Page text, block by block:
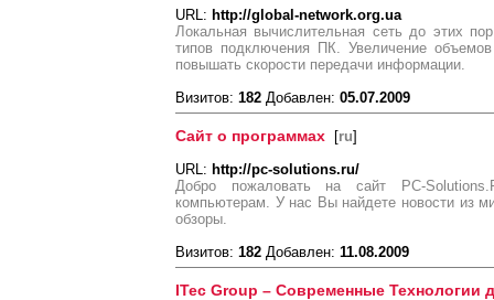
URL: http://global-network.org.ua
Локальная вычислительная сеть до этих
типов подключения ПК. Увеличение
повышать скорости передачи информации.
Визитов: 182 Добавлен: 05.07.2009
Сайт о программах [ru]
URL: http://pc-solutions.ru/
Добро пожаловать на сайт PC-
компьютерам. У нас Вы найдете новости из
обзоры.
Визитов: 182 Добавлен: 11.08.2009
ITec Group – Современные Технологии